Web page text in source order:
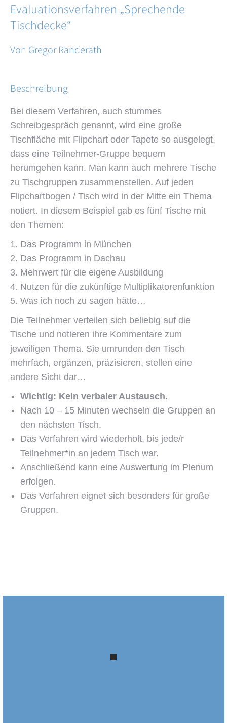
Evaluationsverfahren „Sprechende
Tischdecke“
Von Gregor Randerath
Beschreibung
Bei diesem Verfahren, auch stummes
Schreibgespräch genannt, wird eine große
Tischfläche mit Flipchart oder Tapete so ausgelegt,
dass eine Teilnehmer-Gruppe bequem
herumgehen kann. Man kann auch mehrere Tische
zu Tischgruppen zusammenstellen. Auf jeden
Flipchartbogen / Tisch wird in der Mitte ein Thema
notiert. In diesem Beispiel gab es fünf Tische mit
den Themen:
Das Programm in München
Das Programm in Dachau
Mehrwert für die eigene Ausbildung
Nutzen für die zukünftige Multiplikatorenfunktion
Was ich noch zu sagen hätte…
Die Teilnehmer verteilen sich beliebig auf die
Tische und notieren ihre Kommentare zum
jeweiligen Thema. Sie umrunden den Tisch
mehrfach, ergänzen, präzisieren, stellen eine
andere Sicht dar…
Wichtig: Kein verbaler Austausch.
Nach 10 – 15 Minuten wechseln die Gruppen an
den nächsten Tisch.
Das Verfahren wird wiederholt, bis jede/r
Teilnehmer*in an jedem Tisch war.
Anschließend kann eine Auswertung im Plenum
erfolgen.
Das Verfahren eignet sich besonders für große
Gruppen.